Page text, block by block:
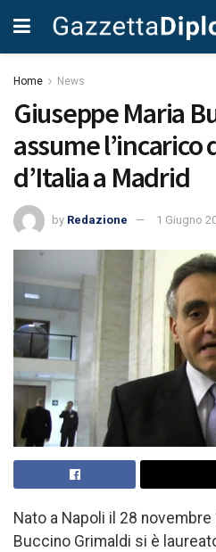
Home News
Giuseppe Maria
assume l’incarico
d’Italia a Madrid
by Redazione 1 Giugno
Nato a Napoli il 28
Buccino Grimaldi si è